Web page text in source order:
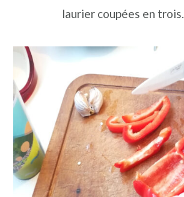
laurier coupées en trois.